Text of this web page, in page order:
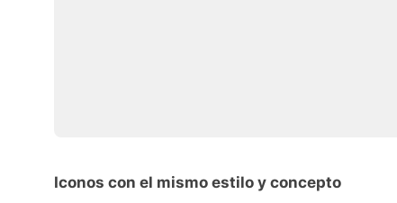
Iconos con el mismo estilo y concepto